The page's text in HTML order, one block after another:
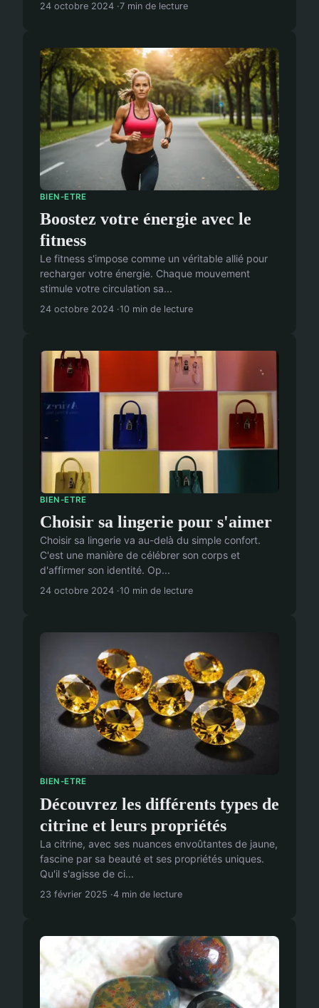
24 octobre 2024 7 min de lecture
BIEN-ETRE
Boostez votre énergie avec le
fitness
Le fitness s'impose comme un véritable allié pour
recharger votre énergie. Chaque mouvement
stimule votre circulation sa...
24 octobre 2024 10 min de lecture
BIEN-ETRE
Choisir sa lingerie pour s'aimer
Choisir sa lingerie va au-delà du simple confort.
C'est une manière de célébrer son corps et
d'affirmer son identité. Op...
24 octobre 2024 10 min de lecture
BIEN-ETRE
Découvrez les différents types de
citrine et leurs propriétés
La citrine, avec ses nuances envoûtantes de jaune,
fascine par sa beauté et ses propriétés uniques.
Qu'il s'agisse de ci...
23 février 2025 4 min de lecture